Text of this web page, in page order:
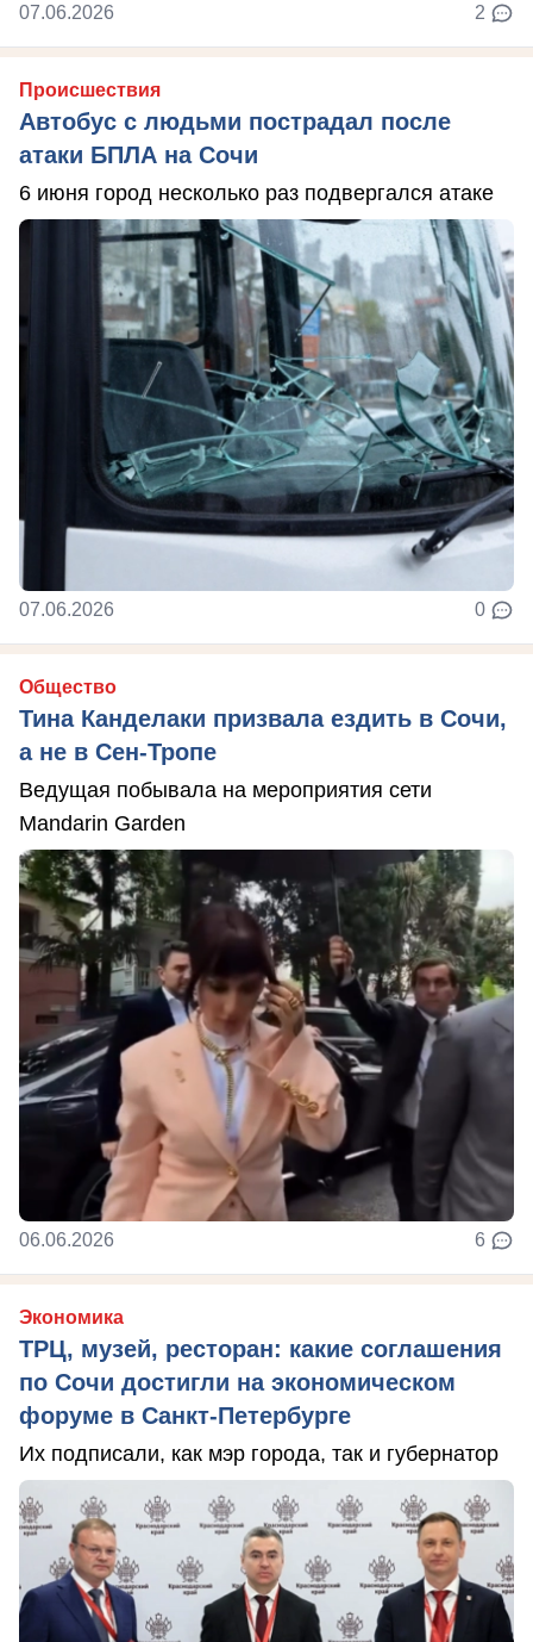
07.06.2026 2
Происшествия
Автобус с людьми пострадал после
атаки БПЛА на Сочи
6 июня город несколько раз подвергался атаке
07.06.2026 0
Общество
Тина Канделаки призвала ездить в Сочи,
а не в Сен-Тропе
Ведущая побывала на мероприятия сети
Mandarin Garden
06.06.2026 6
Экономика
ТРЦ, музей, ресторан: какие соглашения
по Сочи достигли на экономическом
форуме в Санкт-Петербурге
Их подписали, как мэр города, так и губернатор